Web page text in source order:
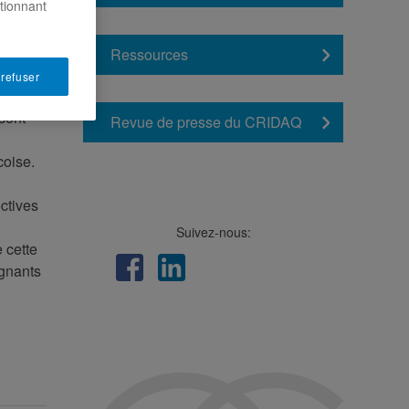
et
cette
Ressources
Revue de presse du CRIDAQ
Suivez-nous:
FacebookLinkedIn